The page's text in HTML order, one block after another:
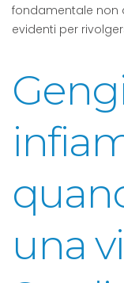
fondamentale non
evidenti per
una